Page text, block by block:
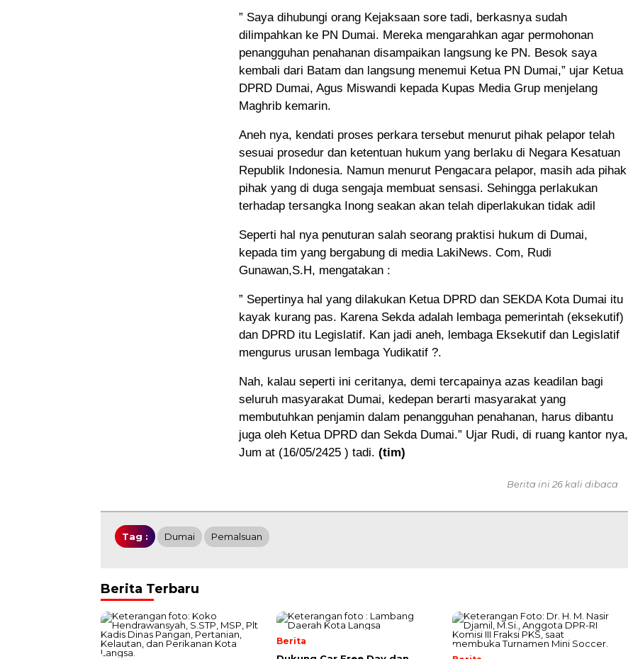
” Saya dihubungi orang Kejaksaan sore tadi, berkasnya sudah
dilimpahkan ke PN Dumai. Mereka mengarahkan agar permohonan
penangguhan penahanan disampaikan langsung ke PN. Besok saya
kembali dari Batam dan langsung menemui Ketua PN Dumai,” ujar Ketua
DPRD Dumai, Agus Miswandi kepada Kupas Media Grup menjelang
Maghrib kemarin.
Aneh nya, kendati proses perkara tersebut menurut pihak pelapor telah
sesuai prosedur dan ketentuan hukum yang berlaku di Negara Kesatuan
Republik Indonesia. Namun menurut Pengacara pelapor, masih ada pihak
pihak yang di duga sengaja membuat sensasi. Sehingga perlakukan
terhadap tersangka Inong seakan akan telah diperlakukan tidak adil
Seperti hal nya penuturan salah seorang praktisi hukum di Dumai,
kepada tim yang bergabung di media LakiNews. Com, Rudi
Gunawan,S.H, mengatakan :
” Sepertinya hal yang dilakukan Ketua DPRD dan SEKDA Kota Dumai itu
kayak kurang pas. Karena Sekda adalah lembaga pemerintah (eksekutif)
dan DPRD itu Legislatif. Kan jadi aneh, lembaga Eksekutif dan Legislatif
mengurus urusan lembaga Yudikatif ?.
Nah, kalau seperti ini ceritanya, demi tercapainya azas keadilan bagi
seluruh masyarakat Dumai, kedepan berarti masyarakat yang
membutuhkan penjamin dalam penangguhan penahanan, harus dibantu
juga oleh Ketua DPRD dan Sekda Dumai.” Ujar Rudi, di ruang kantor nya,
Jum at (16/05/2425 ) tadi. (tim)
Berita ini 26 kali dibaca
Tag : Dumai Pemalsuan
Berita Terbaru
Berita